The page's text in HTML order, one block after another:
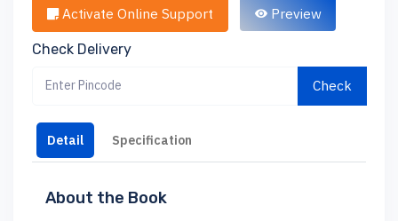
Activate Online Support Preview
Check Delivery
Check
Detail Specification
About the Book